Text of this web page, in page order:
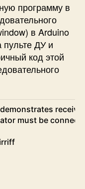
программу в
в Arduino
ДУ и
код этой
Arduino
demonstrates
must be